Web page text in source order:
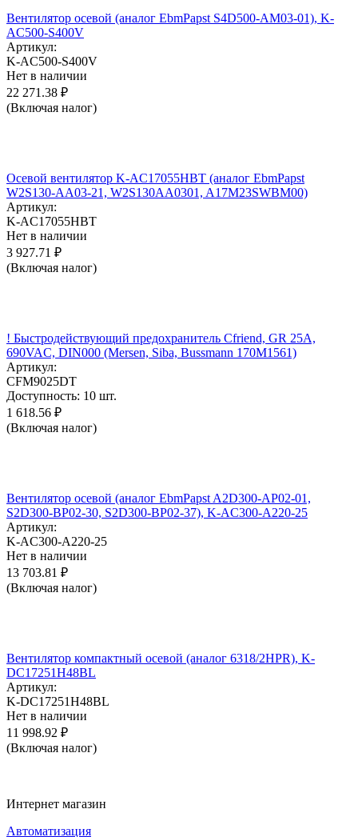
Вентилятор осевой (аналог EbmPapst S4D500-AM03-01), K-
AC500-S400V
Артикул:
K-AC500-S400V
Нет в наличии
22 271.38 ₽
(Включая налог)
Осевой вентилятор K-AC17055HBT (аналог EbmPapst
W2S130-AA03-21, W2S130AA0301, A17M23SWBM00)
Артикул:
K-AC17055HBT
Нет в наличии
3 927.71 ₽
(Включая налог)
! Быстродействующий предохранитель Cfriend, GR 25А,
690VAC, DIN000 (Mersen, Siba, Bussmann 170M1561)
Артикул:
CFM9025DT
Доступность: 10 шт.
1 618.56 ₽
(Включая налог)
Вентилятор осевой (аналог EbmPapst A2D300-AP02-01,
S2D300-BP02-30, S2D300-BP02-37), K-AC300-A220-25
Артикул:
K-AC300-A220-25
Нет в наличии
13 703.81 ₽
(Включая налог)
Вентилятор компактный осевой (аналог 6318/2HPR), K-
DC17251H48BL
Артикул:
K-DC17251H48BL
Нет в наличии
11 998.92 ₽
(Включая налог)
Интернет магазин
Автоматизация